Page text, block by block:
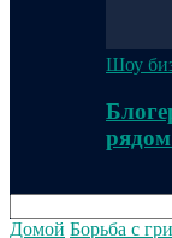
Шоу
Домой Борьба с